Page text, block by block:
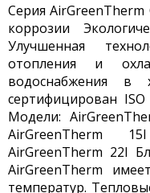
Cерия
коррозии
Улучшенная
отопления и
водоснабжения в
сертифицирован ISO
Модели:
AirGreenTherm
AirGreenTherm 22I
AirGreenTherm
температур.